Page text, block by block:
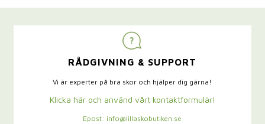
RÅDGIVNING & SUPPORT
Vi är experter på bra skor och hjälper dig gärna!
Klicka här och använd vårt kontaktformulär!
Epost: info@lillaskobutiken.se